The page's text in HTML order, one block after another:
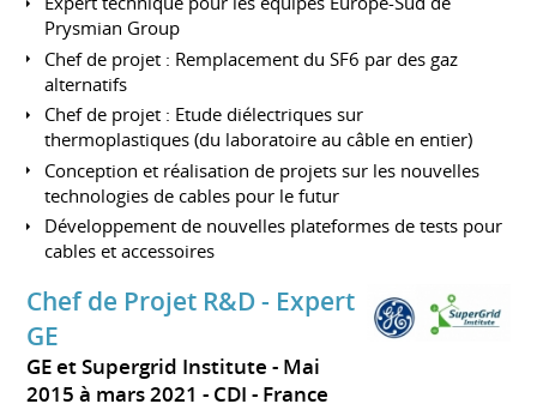
Prysmian Group
Chef de projet : Remplacement du SF6 par des gaz
alternatifs
Chef de projet : Etude diélectriques sur
thermoplastiques (du laboratoire au câble en entier)
Conception et réalisation de projets sur les nouvelles
technologies de cables pour le futur
Développement de nouvelles plateformes de tests pour
cables et accessoires
Chef de Projet R&D - Expert
GE
GE et Supergrid Institute
Mai
2015 à mars 2021 CDI France